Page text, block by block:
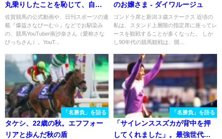
丸乗りしたことを恥じて、自ら
発信を…」。人気競馬YouTuber
さなびっちさんに聞く、競馬と
の出会い
佐賀競馬の公式動画や、日刊スポーツの連
載『爆益さなびーむ☆』などでお馴染み
の、競馬YouTuber南沙奈さん（愛称さな
びっちさん）。YouT...
のお嬢さま - ダイワルージュ
ゴンドラ席と新潟３歳ステークス 近頃の
私は、スタンド上層階の指定席に座ってレ
ースを観戦することが多くなった。 しか
し90年代の競馬観戦は、開...
「名勝負」を語る
タケシ、22歳の秋。エフフォー
リアと歩んだ秋の盾
「名勝負」を語る
「サイレンススズカが背中を押
してくれました」。最強世代ダ